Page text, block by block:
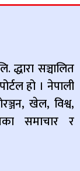
द्धारा सञ्चालित
हो । नेपाली
खेल, विश्व,
समाचार र